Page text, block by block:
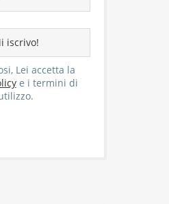
Lei accetta la
e i termini di